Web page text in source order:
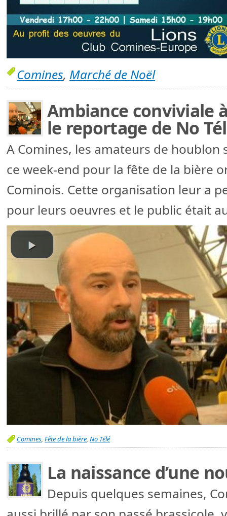
Comines, Marché de Noël
Ambiance conviviale
le reportage de No
A Comines, les amateurs de houblon
ce week-end pour la fête de la bière
Cominois. Cette organisation leur a
pour leurs oeuvres et le public était
Comines, Fête de la bière, No Télé
La naissance d’une
Depuis quelques semaines,